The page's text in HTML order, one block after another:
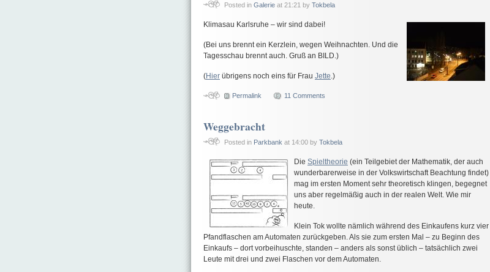
Posted in Galerieat 21:21 by Tokbela
Klimasau Karlsruhe – wir sind dabei!
(Bei uns brennt ein Kerzlein, wegen Weihnachten. Und die
Tagesschau brennt auch. Gruß an BILD.)
(Hier übrigens noch eins für Frau Jette.)
Permalink 11 Comments
Weggebracht
Posted in Parkbank at 14:00 by Tokbela
Die Spieltheorie (ein Teilgebiet der Mathematik, der auch
wunderbarerweise in der Volkswirtschaft Beachtung findet)
mag im ersten Moment sehr theoretisch klingen, begegnet
uns aber regelmäßig auch in der realen Welt. Wie mir
heute.
Klein Tok wollte nämlich während des Einkaufens kurz vier
Pfandflaschen am Automaten zurückgeben. Als sie zum ersten Mal – zu Beginn des
Einkaufs – dort vorbeihuschte, standen – anders als sonst üblich – tatsächlich zwei
Leute mit drei und zwei Flaschen vor dem Automaten.